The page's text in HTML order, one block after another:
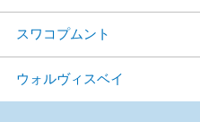
スワコプムント
ウォルヴィスベイ